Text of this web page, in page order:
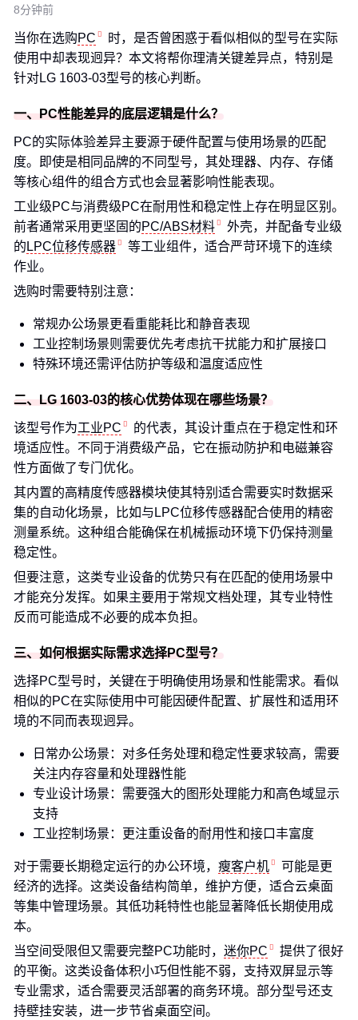
8分钟前
当你在选购PC
时，是否曾困惑于看似相似的型号在实际
使用中却表现迥异？本文将帮你理清关键差异点，特别是
针对LG 1603-03型号的核心判断。
一、PC性能差异的底层逻辑是什么？
PC的实际体验差异主要源于硬件配置与使用场景的匹配
度。即使是相同品牌的不同型号，其处理器、内存、存储
等核心组件的组合方式也会显著影响性能表现。
工业级PC与消费级PC在耐用性和稳定性上存在明显区别。
前者通常采用更坚固的PC/ABS材料
外壳，并配备专业级
的 LPC位移传感器
等工业组件，适合严苛环境下的连续
作业。
选购时需要特别注意：
常规办公场景更看重能耗比和静音表现
工业控制场景则需要优先考虑抗干扰能力和扩展接口
特殊环境还需评估防护等级和温度适应性
二、LG 1603-03的核心优势体现在哪些场景？
该型号作为工业PC
的代表，其设计重点在于稳定性和环
境适应性。不同于消费级产品，它在振动防护和电磁兼容
性方面做了专门优化。
其内置的高精度传感器模块使其特别适合需要实时数据采
集的自动化场景，比如与LPC位移传感器配合使用的精密
测量系统。这种组合能确保在机械振动环境下仍保持测量
稳定性。
但要注意，这类专业设备的优势只有在匹配的使用场景中
才能充分发挥。如果主要用于常规文档处理，其专业特性
反而可能造成不必要的成本负担。
三、如何根据实际需求选择PC型号？
选择PC型号时，关键在于明确使用场景和性能需求。看似
相似的PC在实际使用中可能因硬件配置、扩展性和适用环
境的不同而表现迥异。
日常办公场景：对多任务处理和稳定性要求较高，需要
关注内存容量和处理器性能
专业设计场景：需要强大的图形处理能力和高色域显示
支持
工业控制场景：更注重设备的耐用性和接口丰富度
对于需要长期稳定运行的办公环境， 瘦客户机
可能是更
经济的选择。这类设备结构简单，维护方便，适合云桌面
等集中管理场景。其低功耗特性也能显著降低长期使用成
本。
当空间受限但又需要完整PC功能时， 迷你PC
提供了很好
的平衡。这类设备体积小巧但性能不弱，支持双屏显示等
专业需求，适合需要灵活部署的商务环境。部分型号还支
持壁挂安装，进一步节省桌面空间。